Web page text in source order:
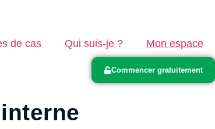
de cas Qui suis-je ? Mon espace
Commencer gratuitement